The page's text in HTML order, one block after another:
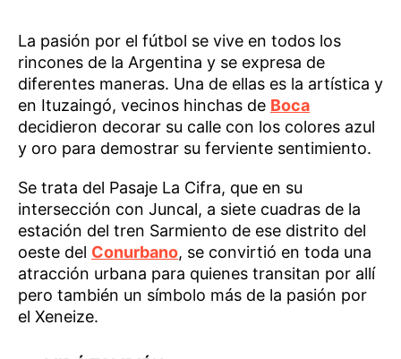
La pasión por el fútbol se vive en todos los
rincones de la Argentina y se expresa de
diferentes maneras. Una de ellas es la artística y
en Ituzaingó, vecinos hinchas de Boca
decidieron decorar su calle con los colores azul
y oro para demostrar su ferviente sentimiento.
Se trata del Pasaje La Cifra, que en su
intersección con Juncal, a siete cuadras de la
estación del tren Sarmiento de ese distrito del
oeste del Conurbano, se convirtió en toda una
atracción urbana para quienes transitan por allí
pero también un símbolo más de la pasión por
el Xeneize.